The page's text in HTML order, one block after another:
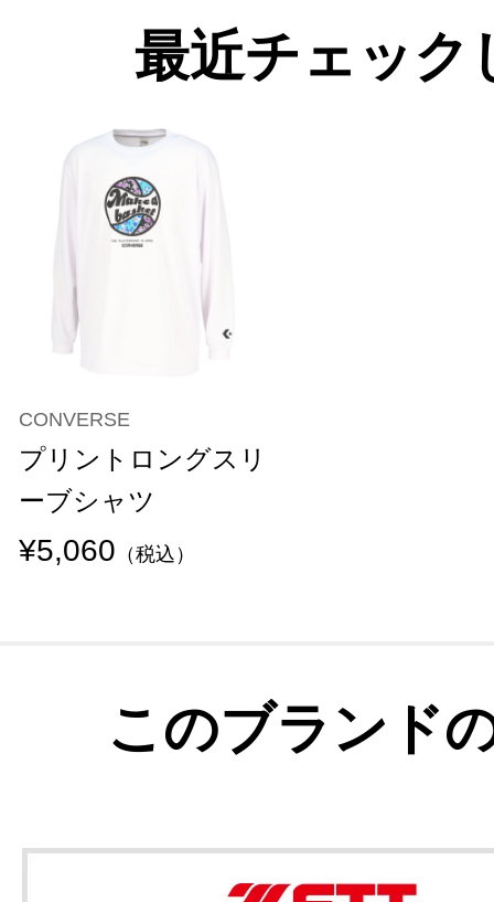
最近チェック
CONVERSE
プリントロングスリ
ーブシャツ
¥5,060 （税込）
このブランド